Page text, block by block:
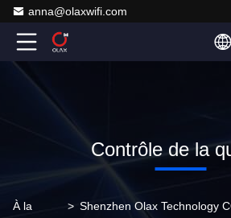
anna@olaxwifi.com
Contrôle de la
À la >